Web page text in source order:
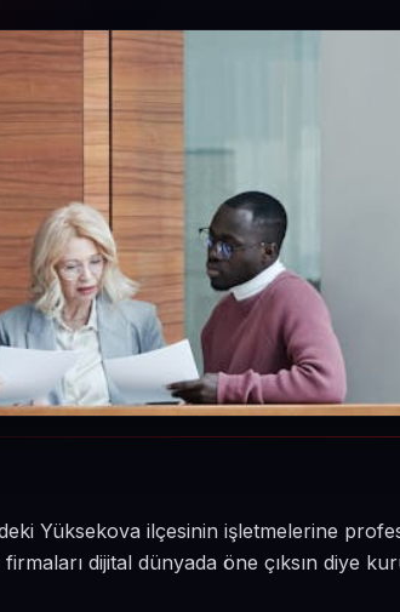
Yüksekova ilçesinin işletmelerine
dijital dünyada öne çıksın diye